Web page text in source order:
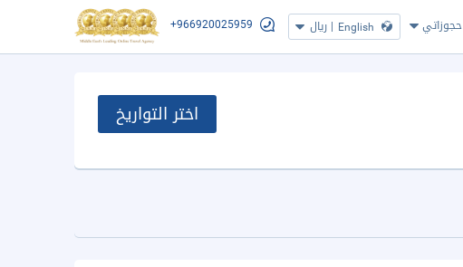
حجوزاتي English
| ريال +966920025959
اختر التواريخ